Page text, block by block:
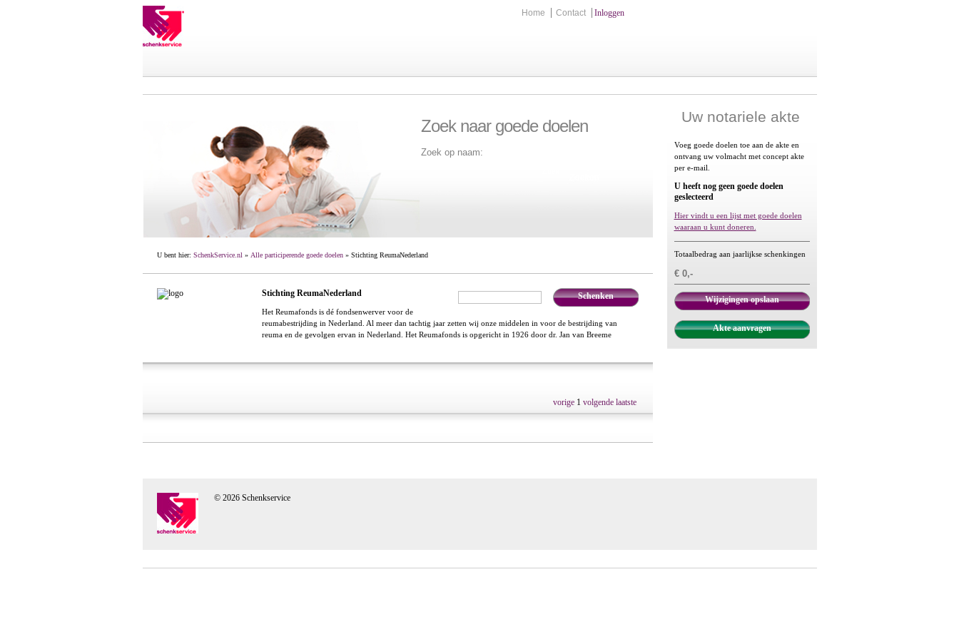
Home Contact Inloggen
Zoek naar goede doelen
Zoek op naam:
U bent hier: SchenkService.nl » Alle participerende goede doelen» Stichting ReumaNederland
Schenken
Stichting ReumaNederland
Het Reumafonds is dé fondsenwerver voor de
reumabestrijding in Nederland. Al meer dan tachtig jaar zetten wij onze middelen in voor de bestrijding van
reuma en de gevolgen ervan in Nederland. Het Reumafonds is opgericht in 1926 door dr. Jan van Breeme
vorige 1 volgende laatste
Uw notariele akte
Voeg goede doelen toe aan de akte en
ontvang uw volmacht met concept akte
per e-mail.
U heeft nog geen goede doelen
geslecteerd
Hier vindt u een lijst met goede doelen
waaraan u kunt doneren.
Totaalbedrag aan jaarlijkse schenkingen
€ 0,-
Wijzigingen opslaan
Akte aanvragen
© 2026 Schenkservice